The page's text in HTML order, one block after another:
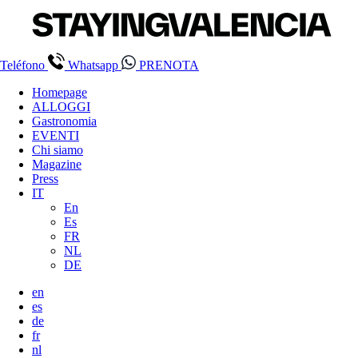
Teléfono Whatsapp
PRENOTA
Homepage
ALLOGGI
Gastronomia
EVENTI
Chi siamo
Magazine
Press
IT
En
Es
FR
NL
DE
en
es
de
fr
nl